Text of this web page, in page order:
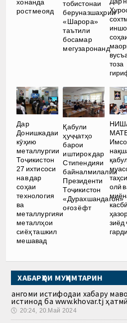
хонанда
рост меояд
тобистонаи
беруназшаҳрии
«Шарора»
таътили
босамар
мегузаронанд
тоза
Дар
Донишкадаи
кӯҳию
металлургии
Тоҷикистон
27 ихтисоси
нав дар
соҳаи
технология
ва
металлургияи
металлҳои
сиёҳ ташкил
мешавад
Қабули
ҳуҷҷатҳо
барои
иштирок дар
Стипендияи
байналмилалии
Президенти
Тоҷикистон
«Дурахшандагон»
оғоз ёфт
олӣ
зиёд
ХАБАРҲОИ МУҲИМТАРИН
Ҳангоми истифодаи хабару
истинод ба www.khovar.tj
🕔 20:24, 20.Май 2024